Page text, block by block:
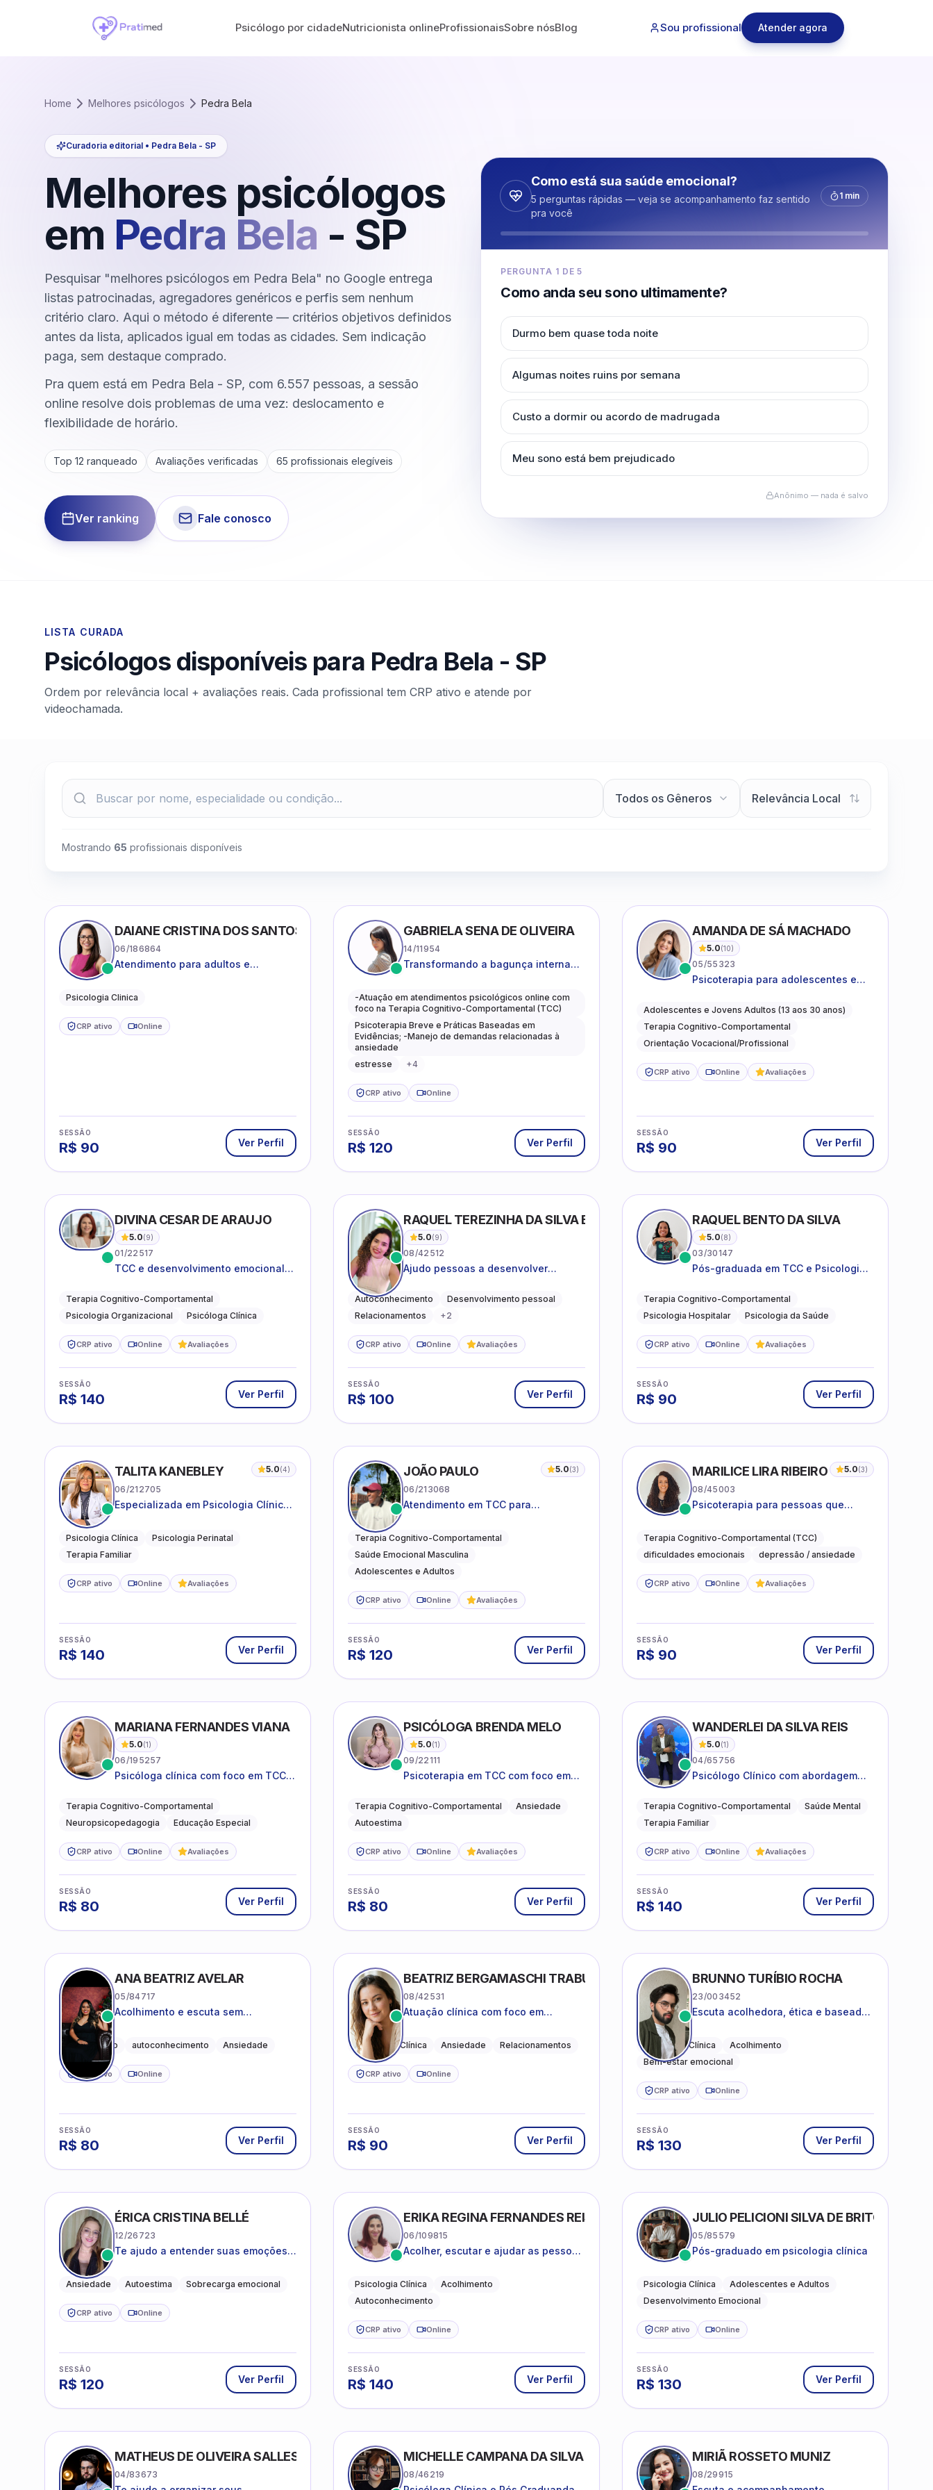
Psicólogo por cidadeNutricionista onlineProfissionaisSobre nósBlog Sou profissional Atender agora
Home Melhores psicólogos Pedra Bela
Curadoria editorial • Pedra Bela - SP
Melhores psicólogos
em Pedra Bela - SP
Pesquisar "melhores psicólogos em Pedra Bela" no Google entrega
listas patrocinadas, agregadores genéricos e perfis sem nenhum
critério claro. Aqui o método é diferente — critérios objetivos definidos
antes da lista, aplicados igual em todas as cidades. Sem indicação
paga, sem destaque comprado.
Pra quem está em Pedra Bela - SP, com 6.557 pessoas, a sessão
online resolve dois problemas de uma vez: deslocamento e
flexibilidade de horário.
Top 12 ranqueado Avaliações verificadas 65 profissionais elegíveis
Ver ranking Fale conosco
Como está sua saúde emocional?
5 perguntas rápidas — veja se acompanhamento faz sentido
pra você
1 min
PERGUNTA 1 DE5
Como anda seu sono ultimamente?
Durmo bem quase toda noite
Algumas noites ruins por semana
Custo a dormir ou acordo de madrugada
Meu sono está bem prejudicado
Anônimo — nada é salvo
LISTA CURADA
Psicólogos disponíveis para Pedra Bela - SP
Ordem por relevância local + avaliações reais. Cada profissional tem CRP ativo e atende por
videochamada.
Mostrando 65 profissionais disponíveis
DAIANE CRISTINA DOS SANTOS
06/186864
Atendimento para adultos e
Psicologia Clinica
CRP ativo Online
SESSÃO
R$ 90 Ver Perfil
GABRIELA SENA DE OLIVEIRA
14/11954
Transformando a bagunça interna
leveza e caminhos mais gentis para
se viver.
-Atuação em atendimentos psicológicos online com
foco na Terapia Cognitivo-Comportamental (TCC)
Psicoterapia Breve e Práticas Baseadas em
Evidências; -Manejo de demandas relacionadas à
ansiedade
estresse
+4
CRP ativo Online
SESSÃO
R$ 120 Ver Perfil
AMANDA DE SÁ MACHADO
5.0(10)
05/55323
Psicoterapia para adolescentes e
ansiedade, autoestima, relações e
orientação profissional
Adolescentes e Jovens Adultos (13 aos 30 anos)
Terapia Cognitivo-Comportamental
Orientação Vocacional/Profissional
CRP ativo Online Avaliações
SESSÃO
R$ 90 Ver Perfil
DIVINA CESAR DE ARAUJO
5.0(9)
01/22517
TCC e desenvolvimento emocional
Terapia Cognitivo-Comportamental
Psicologia Organizacional
Psicóloga Clínica
CRP ativo Online Avaliações
SESSÃO
R$ 140 Ver Perfil
RAQUEL TEREZINHA DA SILVA BIONDI
5.0(9)
08/42512
Ajudo pessoas a desenvolver
saudáveis
Autoconhecimento
Desenvolvimento pessoal
Relacionamentos
+2
CRP ativo Online Avaliações
SESSÃO
R$ 100 Ver Perfil
RAQUEL BENTO DA SILVA
5.0(8)
03/30147
Pós-graduada em TCC e Psicologia
Terapia Cognitivo-Comportamental
Psicologia Hospitalar
Psicologia da Saúde
CRP ativo Online Avaliações
SESSÃO
R$ 90 Ver Perfil
TALITA KANEBLEY 5.0(4)
06/212705
Especializada em Psicologia Clínica
adultos e famílias
Psicologia Clínica
Psicologia Perinatal
Terapia Familiar
CRP ativo Online Avaliações
SESSÃO
R$ 140 Ver Perfil
JOÃO PAULO 5.0(3)
06/213068
Atendimento em TCC para
desenvolvimento de autonomia
emocional
Terapia Cognitivo-Comportamental
Saúde Emocional Masculina
Adolescentes e Adultos
CRP ativo Online Avaliações
SESSÃO
R$ 120 Ver Perfil
MARILICE LIRA RIBEIRO 5.0(3)
08/45003
Psicoterapia para pessoas que
lidar com as dificuldades do dia a
dia
Terapia Cognitivo-Comportamental (TCC)
dificuldades emocionais
depressão / ansiedade
CRP ativo Online Avaliações
SESSÃO
R$ 90 Ver Perfil
MARIANA FERNANDES VIANA
5.0(1)
06/195257
Psicóloga clínica com foco em TCC,
acompanhamento do
neurodesenvolvimento.
Terapia Cognitivo-Comportamental
Neuropsicopedagogia
Educação Especial
CRP ativo Online Avaliações
SESSÃO
R$ 80 Ver Perfil
PSICÓLOGA BRENDA MELO
5.0(1)
09/22111
Psicoterapia em TCC com foco em
práticas para o cotidiano
Terapia Cognitivo-Comportamental
Ansiedade
Autoestima
CRP ativo Online Avaliações
SESSÃO
R$ 80 Ver Perfil
WANDERLEI DA SILVA REIS
5.0(1)
04/65756
Psicólogo Clínico com abordagem
e terapia sistêmica
Terapia Cognitivo-Comportamental
Saúde Mental
Terapia Familiar
CRP ativo Online Avaliações
SESSÃO
R$ 140 Ver Perfil
ANA BEATRIZ AVELAR
05/84717
Acolhimento e escuta sem
Acolhimento autoconhecimento Ansiedade
CRP ativo Online
SESSÃO
R$ 80 Ver Perfil
BEATRIZ BERGAMASCHI TRABUCO
08/42531
Atuação clínica com foco em
e transições de vida
Psicologia Clínica Ansiedade Relacionamentos
CRP ativo Online
SESSÃO
R$ 90 Ver Perfil
BRUNNO TURÍBIO ROCHA
23/003452
Escuta acolhedora, ética e baseada
Psicologia Clínica
Acolhimento
Bem-estar emocional
CRP ativo Online
SESSÃO
R$ 130 Ver Perfil
ÉRICA CRISTINA BELLÉ
12/26723
Te ajudo a entender suas emoções e
lidar com o que você está vivendo
Ansiedade Autoestima Sobrecarga emocional
CRP ativo Online
SESSÃO
R$ 120 Ver Perfil
ERIKA REGINA FERNANDES REIS FRIAS
06/109815
Acolher, escutar e ajudar as pessoas
Psicologia Clínica
Acolhimento
Autoconhecimento
CRP ativo Online
SESSÃO
R$ 140 Ver Perfil
JULIO PELICIONI SILVA DE BRITO
05/85579
Pós-graduado em psicologia clínica
Psicologia Clínica
Adolescentes e Adultos
Desenvolvimento Emocional
CRP ativo Online
SESSÃO
R$ 130 Ver Perfil
MATHEUS DE OLIVEIRA SALLES
04/83673
MICHELLE CAMPANA DA SILVA
08/46219
MIRIÃ ROSSETO MUNIZ
08/29915